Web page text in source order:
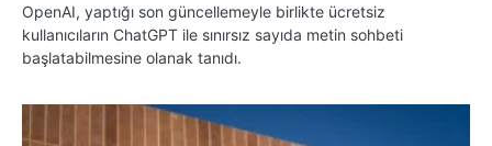
OpenAI, yaptığı son güncellemeyle birlikte ücretsiz
kullanıcıların ChatGPT ile sınırsız sayıda metin sohbeti
başlatabilmesine olanak tanıdı.